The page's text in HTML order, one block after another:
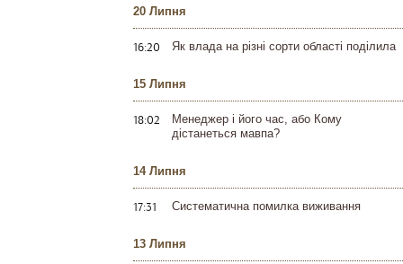
20 Липня
16:20 Як влада на різні сорти області поділила
15 Липня
18:02
Менеджер і його час, або Кому
дістанеться мавпа?
14 Липня
17:31 Систематична помилка виживання
13 Липня